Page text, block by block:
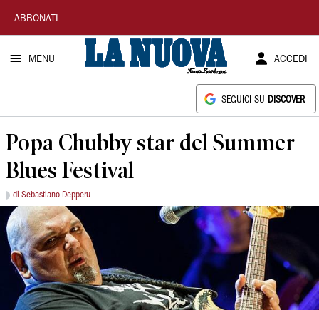
La
Nuova
Sardegna
ABBONATI
MENU ACCEDI
SEGUICI SU DISCOVER
Popa Chubby star del Summer
Blues Festival
di Sebastiano Depperu